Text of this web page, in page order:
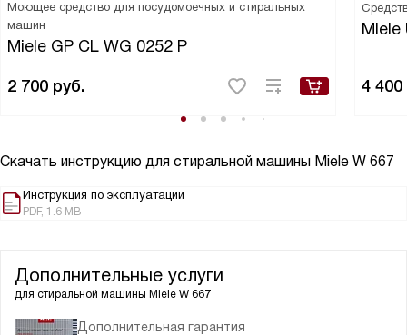
Моющее средство для посудомоечных и стиральных
машин
Miele GP CL WG 0252 P
2 700 руб.
Miele
4 400
Скачать инструкцию для стиральной машины Miele W 667
Инструкция по эксплуатации
PDF, 1.6 MB
Дополнительные услуги
для стиральной машины Miele W 667
Дополнительная гарантия